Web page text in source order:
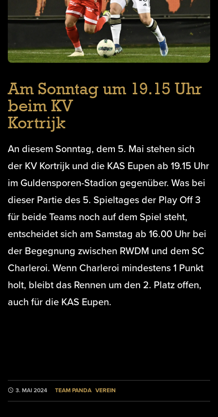
Am Sonntag um 19.15 Uhr
beim KV
Kortrijk
An diesem Sonntag, dem 5. Mai stehen sich
der KV Kortrijk und die KAS Eupen ab 19.15 Uhr
im Guldensporen-Stadion gegenüber. Was bei
dieser Partie des 5. Spieltages der Play Off 3
für beide Teams noch auf dem Spiel steht,
entscheidet sich am Samstag ab 16.00 Uhr bei
der Begegnung zwischen RWDM und dem SC
Charleroi. Wenn Charleroi mindestens 1 Punkt
holt, bleibt das Rennen um den 2. Platz offen,
auch für die KAS Eupen.
3. MAI 2024 TEAM PANDA VEREIN